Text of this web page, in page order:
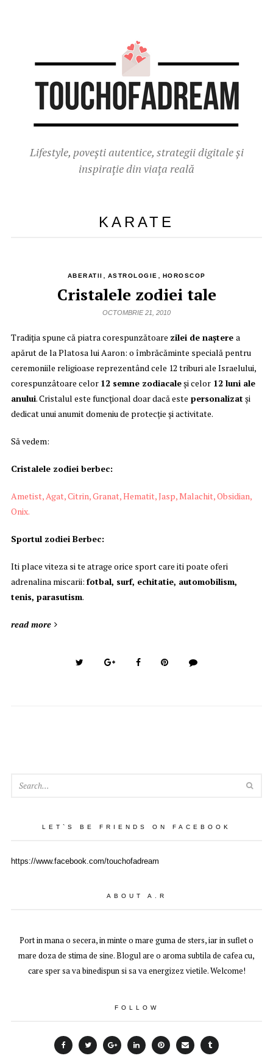
Lifestyle, povești autentice, strategii digitale și
inspirație din viața reală
KARATE
ABERATII ASTROLOGIE HOROSCOP
Cristalele zodiei tale
OCTOMBRIE 21, 2010
Tradiţia spune că piatra corespunzătoare zilei de naştere a
apărut de la Platosa lui Aaron: o îmbrăcăminte specială pentru
ceremoniile religioase reprezentând cele 12 triburi ale Israelului,
corespunzâtoare celor 12 semne zodiacaleşi celor12 luni ale
anului. Cristalul este funcţional doar dacă este personalizatşi
dedicat unui anumit domeniu de protecţie şi activitate.
Să vedem:
Cristalele zodiei berbec:
Ametist,Agat,Citrin,Granat,Hematit,Jasp,Malachit,Obsidian,
Onix.
Sportul zodiei Berbec:
Iti place viteza si te atrage orice sport care iti poate oferi
adrenalina miscarii: fotbal, surf, echitatie, automobilism,
tenis, parasutism.
read more
LET`S BE FRIENDS ON FACEBOOK
https://www.facebook.com/touchofadream
ABOUT A.R
Port in mana o secera, in minte o mare guma de sters, iar in suflet o
mare doza de stima de sine. Blogul are o aroma subtila de cafea cu,
care sper sa va binedispun si sa va energizez vietile. Welcome!
FOLLOW